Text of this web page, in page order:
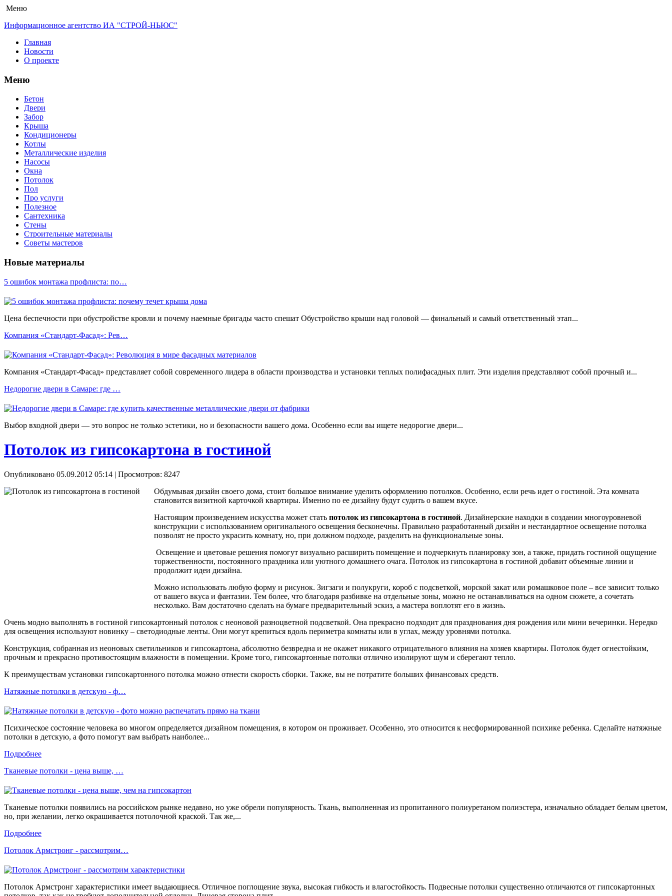
Меню
Информационное агентство ИА "СТРОЙ-НЬЮС"
Главная
Новости
О проекте
Меню
Бетон
Двери
Забор
Крыша
Кондиционеры
Котлы
Металлические изделия
Насосы
Окна
Потолок
Пол
Про услуги
Полезное
Сантехника
Стены
Строительные материалы
Советы мастеров
Новые материалы
5 ошибок монтажа профлиста: по…
Цена беспечности при обустройстве кровли и почему наемные бригады часто спешат Обустройство крыши над головой — финальный и самый ответственный этап...
Компания «Стандарт-Фасад»: Рев…
Компания «Стандарт-Фасад» представляет собой современного лидера в области производства и установки теплых полифасадных плит. Эти изделия представляют собой прочный и...
Недорогие двери в Самаре: где …
Выбор входной двери — это вопрос не только эстетики, но и безопасности вашего дома. Особенно если вы ищете недорогие двери...
Потолок из гипсокартона в гостиной
Опубликовано 05.09.2012 05:14 | Просмотров: 8247
Обдумывая дизайн своего дома, стоит большое внимание уделить оформлению потолков. Особенно, если речь идет о гостиной. Эта комната
становится визитной карточкой квартиры. Именно по ее дизайну будут судить о вашем вкусе.
Настоящим произведением искусства может стать потолок из гипсокартона в гостиной. Дизайнерские находки в создании многоуровневой
конструкции с использованием оригинального освещения бесконечны. Правильно разработанный дизайн и нестандартное освещение потолка
позволят не просто украсить комнату, но, при должном подходе, разделить на функциональные зоны.
Освещение и цветовые решения помогут визуально расширить помещение и подчеркнуть планировку зон, а также, придать гостиной ощущение
торжественности, постоянного праздника или уютного домашнего очага. Потолок из гипсокартона в гостиной добавит объемные линии и
продолжит идеи дизайна.
Можно использовать любую форму и рисунок. Зигзаги и полукруги, короб с подсветкой, морской закат или ромашковое поле – все зависит только
от вашего вкуса и фантазии. Тем более, что благодаря разбивке на отдельные зоны, можно не останавливаться на одном сюжете, а сочетать
несколько. Вам достаточно сделать на бумаге предварительный эскиз, а мастера воплотят его в жизнь.
Очень модно выполнять в гостиной гипсокартонный потолок с неоновой разноцветной подсветкой. Она прекрасно подходит для празднования дня рождения или мини вечеринки. Нередко
для освещения используют новинку – светодиодные ленты. Они могут крепиться вдоль периметра комнаты или в углах, между уровнями потолка.
Конструкция, собранная из неоновых светильников и гипсокартона, абсолютно безвредна и не окажет никакого отрицательного влияния на хозяев квартиры. Потолок будет огнестойким,
прочным и прекрасно противостоящим влажности в помещении. Кроме того, гипсокартонные потолки отлично изолируют шум и сберегают тепло.
К преимуществам установки гипсокартонного потолка можно отнести скорость сборки. Также, вы не потратите больших финансовых средств.
Натяжные потолки в детскую - ф…
Психическое состояние человека во многом определяется дизайном помещения, в котором он проживает. Особенно, это относится к несформированной психике ребенка. Сделайте натяжные
потолки в детскую, а фото помогут вам выбрать наиболее...
Подробнее
Тканевые потолки - цена выше, …
Тканевые потолки появились на российском рынке недавно, но уже обрели популярность. Ткань, выполненная из пропитанного полиуретаном полиэстера, изначально обладает белым цветом,
но, при желании, легко окрашивается потолочной краской. Так же,...
Подробнее
Потолок Армстронг - рассмотрим…
Потолок Армстронг характеристики имеет выдающиеся. Отличное поглощение звука, высокая гибкость и влагостойкость. Подвесные потолки существенно отличаются от гипсокартонных